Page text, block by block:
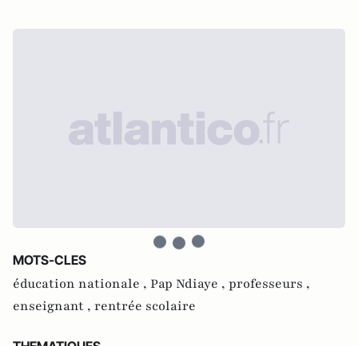
MOTS-CLES
éducation nationale , Pap Ndiaye , professeurs ,
enseignant , rentrée scolaire